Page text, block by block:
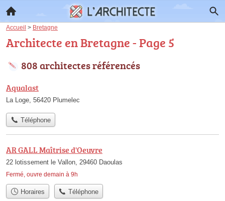
Accueil > Bretagne
Architecte en Bretagne - Page 5
808 architectes référencés
Aqualast
La Loge, 56420 Plumelec
Téléphone
AR GALL Maîtrise d'Oeuvre
22 lotissement le Vallon, 29460 Daoulas
Fermé, ouvre demain à 9h
Horaires Téléphone